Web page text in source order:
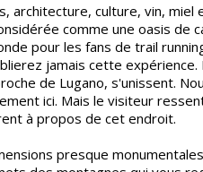
architecture, culture, vin, miel
comme une oasis de
pour les fans de trail
jamais cette
de Lugano, s'unissent.
ici. Mais le visiteur
à propos de cet endroit.
presque